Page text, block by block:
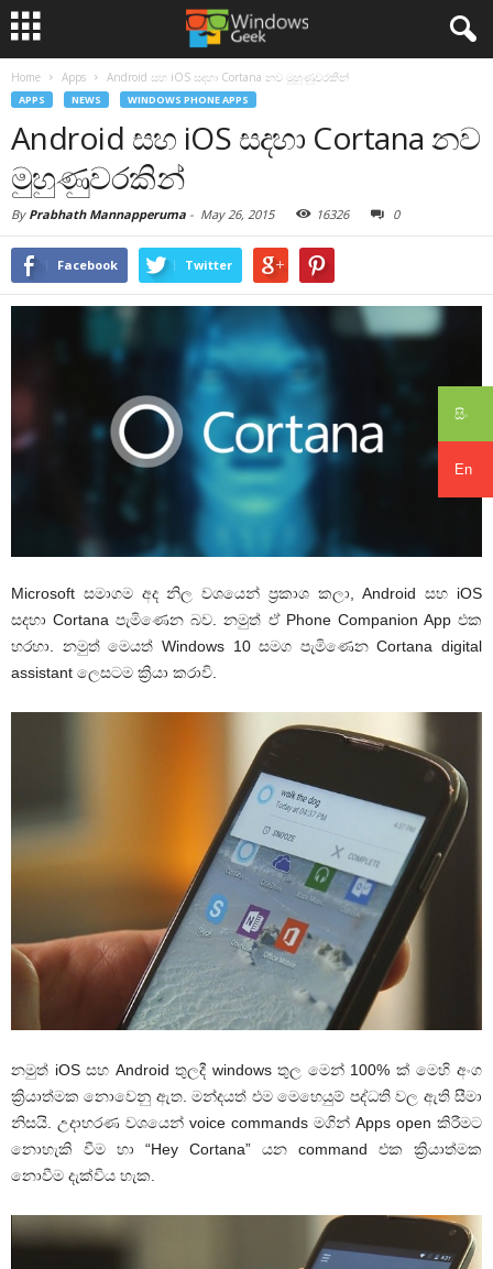
සිං
En
Home Apps Android සහ iOS සදහා Cortana නව මුහුණුවරකින්
APPS NEWS WINDOWS PHONE APPS
Android සහ iOS සදහා Cortana නව
මුහුණුවරකින්
By Prabhath Mannapperuma - May 26, 2015 16326 0
Facebook Twitter
Microsoft සමාගම අද නිල වශයෙන් ප්‍රකාශ කලා, Android සහ iOS
සදහා Cortana පැමිණෙන බව. නමුත් ඒ Phone Companion App එක
හරහා. නමුත් මෙයත් Windows 10 සමග පැමිණෙන Cortana digital
assistant ලෙසටම ක්‍රියා කරාවි.
නමුත් iOS සහ Android තුලදී windows තුල මෙන් 100% ක් මෙහි අංග
ක්‍රියාත්මක නොවෙනු ඇත. මන්දයත් එම මෙහෙයුම් පද්ධති වල ඇති සීමා
නිසයි. උදාහරණ වශයෙන් voice commands මගින් Apps open කිරීමට
නොහැකි වීම හා “Hey Cortana” යන command එක ක්‍රියාත්මක
නොවීම දැක්විය හැක.